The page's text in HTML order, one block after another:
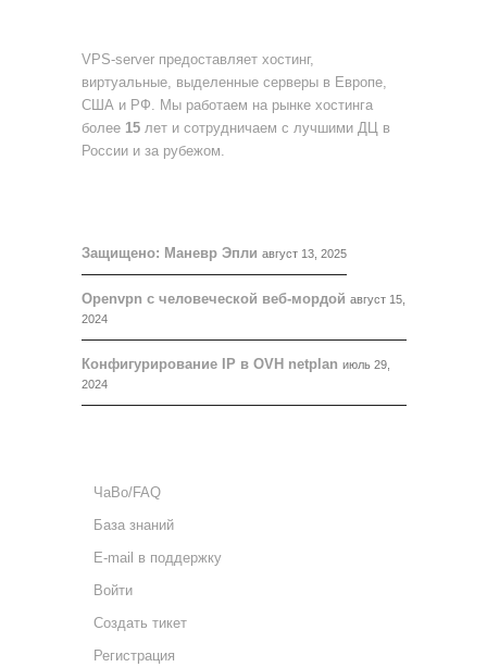
VPS-server предоставляет хостинг,
виртуальные, выделенные серверы в Европе,
США и РФ. Мы работаем на рынке хостинга
более 15лет и сотрудничаем с лучшими ДЦ в
России и за рубежом.
Защищено: Маневр Эпли август 13, 2025
Openvpn с человеческой веб-мордой август 15,
2024
Конфигурирование IP в OVH netplan июль 29,
2024
ЧаВо/FAQ
База знаний
E-mail в поддержку
Войти
Создать тикет
Регистрация